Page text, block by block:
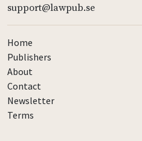
support@lawpub.se
Home
Publishers
About
Contact
Newsletter
Terms